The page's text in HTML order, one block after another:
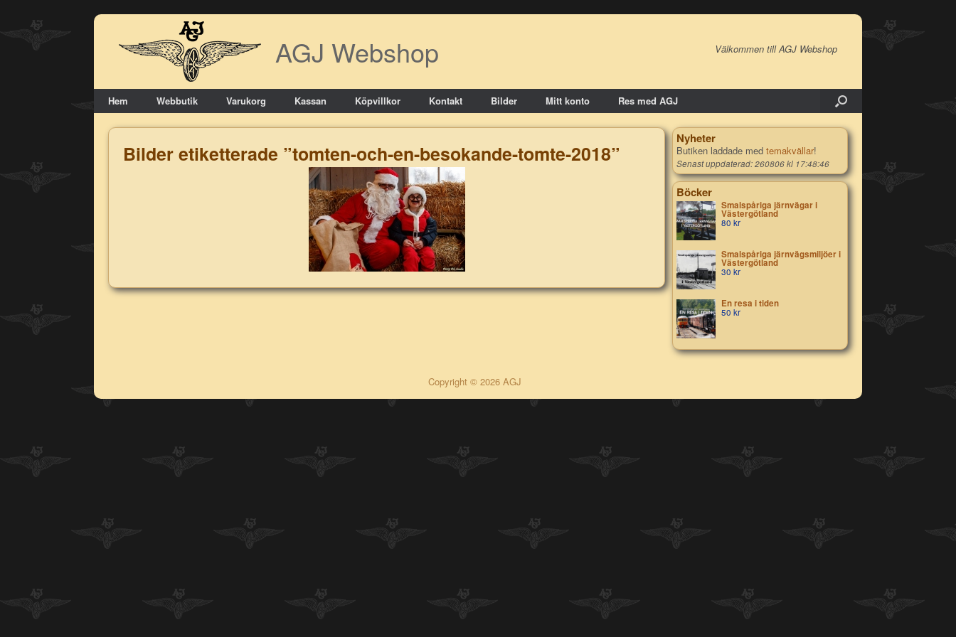
Skip
content
AGJ Webshop Välkommen till AGJ Webshop
Hem Webbutik Varukorg Kassan Köpvillkor Kontakt Bilder Mitt konto Res med AGJ
Bilder etiketterade ”tomten-och-en-besokande-tomte-2018”
Nyheter
Butiken laddade med temakvällar!
Senast uppdaterad: 260806 kl 17:48:46
Böcker
Smalspåriga järnvägar i
Västergötland
80 kr
Smalspåriga järnvägsmiljöer i
Västergötland
30 kr
En resa i tiden
50 kr
Copyright © 2026 AGJ